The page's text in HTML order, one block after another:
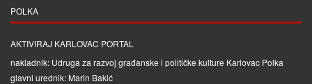
POLKA
AKTIVIRAJ KARLOVAC PORTAL
nakladnik: Udruga za razvoj građanske i političke kulture Karlovac Polka
glavni urednik: Marin Bakić